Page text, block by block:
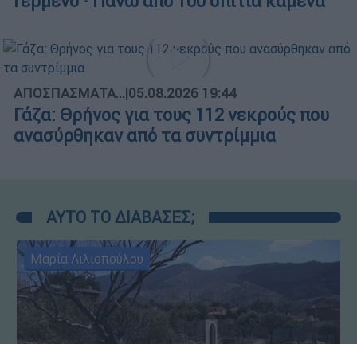
ΑΠΟΣΠΑΣΜΑΤΑ...|05.08.2026 19:44
Γάζα: Θρήνος για τους 112 νεκρούς που
ανασύρθηκαν από τα συντρίμμια
ΑΥΤΟ ΤΟ ΔΙΑΒΑΣΕΣ;
Μαρία Λιλιοπούλου